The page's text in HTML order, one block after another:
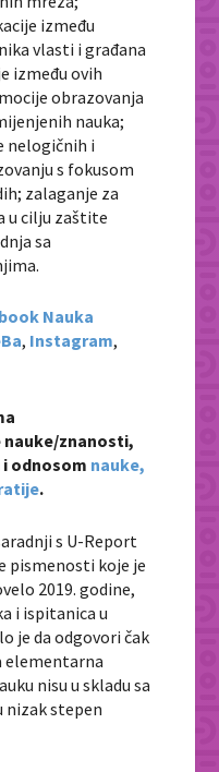
između
vlasti i građana
između ovih
obrazovanja
nauka;
nelogičnih i
s fokusom
zalaganje za
u cilju zaštite
sa
Nauka
, Instagram,
znanosti,
odnosom nauke,
.
s U-Report
pismenosti koje je
2019. godine,
i ispitanica u
je da odgovori čak
elementarna
nisu u skladu sa
nizak stepen